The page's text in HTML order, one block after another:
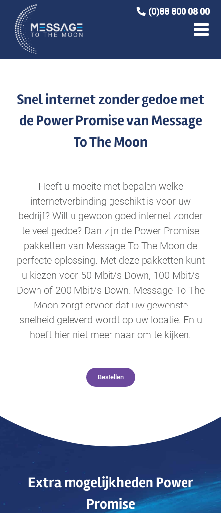
(0)88 800 08 00
naar
inhoud
Snel internet zonder gedoe met
de Power Promise van Message
To The Moon
Heeft u moeite met bepalen welke
internetverbinding geschikt is voor uw
bedrijf? Wilt u gewoon goed internet zonder
te veel gedoe? Dan zijn de Power Promise
pakketten van Message To The Moon de
perfecte oplossing. Met deze pakketten kunt
u kiezen voor 50 Mbit/s Down, 100 Mbit/s
Down of 200 Mbit/s Down. Message To The
Moon zorgt ervoor dat uw gewenste
snelheid geleverd wordt op uw locatie. En u
hoeft hier niet meer naar om te kijken.
Bestellen
Extra mogelijkheden Power
Promise